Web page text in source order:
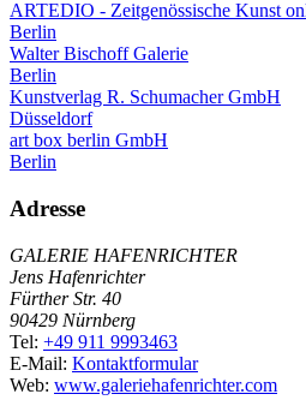
ARTEDIO - Zeitgenössische Kunst
Berlin
Walter Bischoff Galerie
Berlin
Kunstverlag R. Schumacher GmbH
Düsseldorf
art box berlin GmbH
Berlin
Adresse
GALERIE HAFENRICHTER
Jens Hafenrichter
Fürther Str. 40
90429 Nürnberg
Tel: +49 911 9993463
E-Mail: Kontaktformular
Web: www.galeriehafenrichter.com